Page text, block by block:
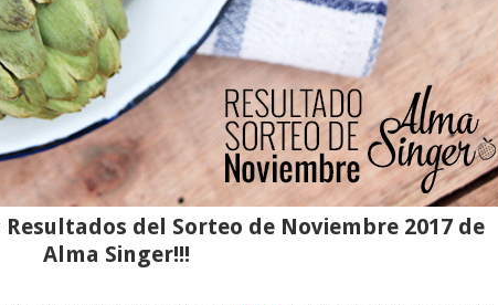
Resultados del Sorteo de Noviembre 2017 de
Alma Singer!!!